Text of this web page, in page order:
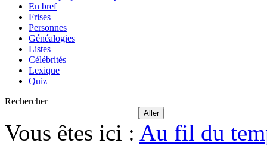
En bref
Frises
Personnes
Généalogies
Listes
Célébrités
Lexique
Quiz
Rechercher
Aller
Vous êtes ici : Au fil du